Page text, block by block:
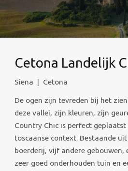
Cetona Landelijk
Siena | Cetona
De ogen zijn tevreden bij het
deze vallei, zijn kleuren, zijn
Country Chic is perfect geplaatst
toscaanse context. Bestaande
boerderij, vijf andere gebouwen,
zeer goed onderhouden tuin en